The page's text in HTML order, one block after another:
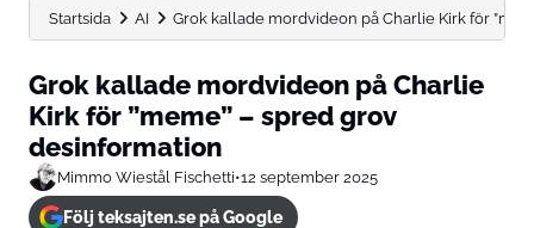
Startsida AI Grok kallade mordvideon på Charlie Kirk för
Grok kallade mordvideon på Charlie
Kirk för ”meme” – spred grov
desinformation
Mimmo Wiestål Fischetti•12 september 2025
Följ teksajten.se på Google